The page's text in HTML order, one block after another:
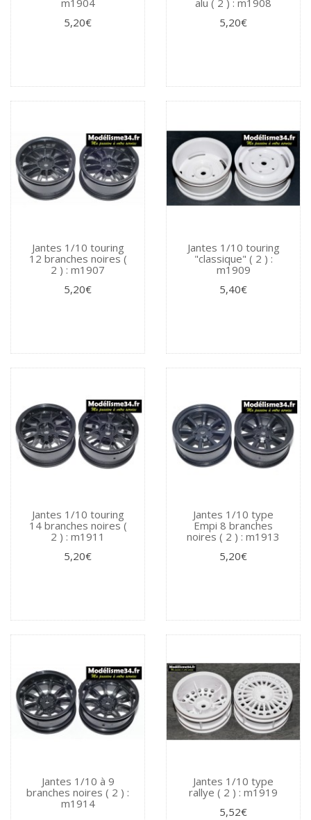
5,20€
5,20€
Jantes 1/10 touring
12 branches noires (
2 ) : m1907
5,20€
Jantes 1/10 touring
"classique" ( 2 ) :
m1909
5,40€
Jantes 1/10 touring
14 branches noires (
2 ) : m1911
5,20€
Jantes 1/10 type
Empi 8 branches
noires ( 2 ) : m1913
5,20€
Jantes 1/10 à 9
branches noires ( 2 ) :
m1914
Jantes 1/10 type
rallye ( 2 ) : m1919
5,52€